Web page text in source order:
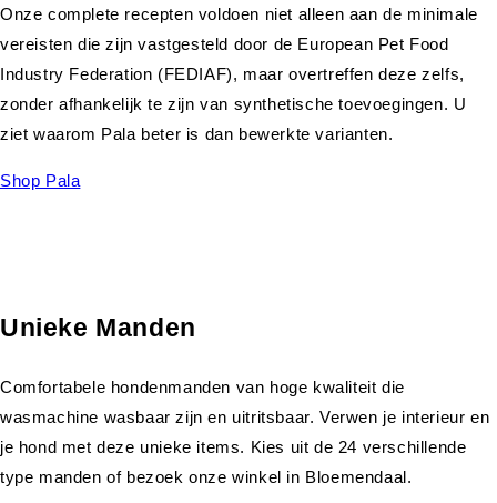
Onze complete recepten voldoen niet alleen aan de minimale
vereisten die zijn vastgesteld door de European Pet Food
Industry Federation (FEDIAF), maar overtreffen deze zelfs,
zonder afhankelijk te zijn van synthetische toevoegingen. U
ziet waarom Pala beter is dan bewerkte varianten.
Shop Pala
Unieke Manden
Comfortabele hondenmanden van hoge kwaliteit die
wasmachine wasbaar zijn en uitritsbaar. Verwen je interieur en
je hond met deze unieke items. Kies uit de 24 verschillende
type manden of bezoek onze winkel in Bloemendaal.